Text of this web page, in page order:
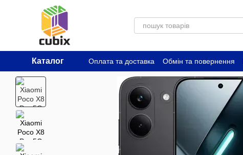
Перейти до основного контенту
Каталог Оплата та доставка Обмін та повернення